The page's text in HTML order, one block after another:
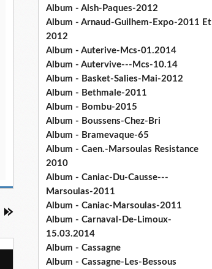
Album - Alsh-Paques-2012
Album - Arnaud-Guilhem-Expo-2011 Et
2012
Album - Auterive-Mcs-01.2014
Album - Autervive---Mcs-10.14
Album - Basket-Salies-Mai-2012
Album - Bethmale-2011
Album - Bombu-2015
Album - Boussens-Chez-Bri
Album - Bramevaque-65
Album - Caen.-Marsoulas Resistance
2010
Album - Caniac-Du-Causse---
Marsoulas-2011
Album - Caniac-Marsoulas-2011
Album - Carnaval-De-Limoux-
15.03.2014
Album - Cassagne
Album - Cassagne-Les-Bessous